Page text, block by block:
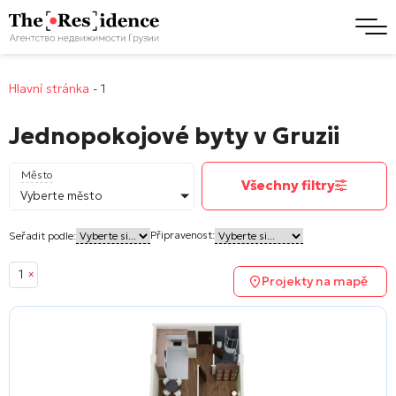
Hlavní stránka - 1
Jednopokojové byty v Gruzii
Město
Vyberte město
Všechny filtry
Seřadit podle: Připravenost:
1 × Projekty na mapě